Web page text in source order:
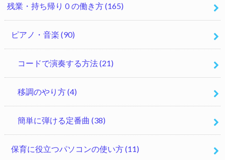
残業・持ち帰り０の働き方(165)
ピアノ・音楽 (90)
コードで演奏する方法(21)
移調のやり方(4)
簡単に弾ける定番曲 (38)
保育に役立つパソコンの使い方(11)